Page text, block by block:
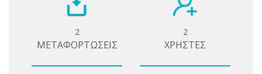
2
ΜΕΤΑΦΟΡΤΩΣΕΙΣ
2
ΧΡΗΣΤΕΣ